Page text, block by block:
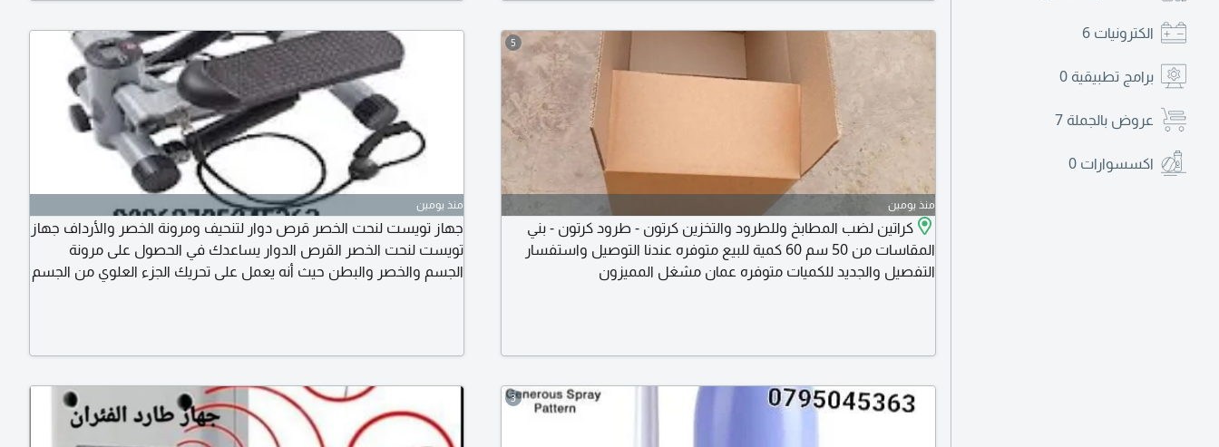
الكترونيات 6
برامج تطبيقية 0
عروض بالجملة 7
اكسسوارات 0
5
منذ يومين
كراتين لضب المطابخ وللطرود والتخزين كرتون - طرود كرتون - بني
المقاسات من 50 سم 60 كمية للبيع متوفره عندنا التوصيل واستفسار
التفصيل والجديد للكميات متوفره عمان مشغل المميزون
منذ يومين
جهاز تويست لنحت الخصر قرص دوار لتنحيف ومرونة الخصر والأرداف جهاز
تويست لنحت الخصر القرص الدوار يساعدك في الحصول على مرونة
الجسم والخصر والبطن حيث أنه يعمل على تحريك الجزء العلوي من الجسم
3